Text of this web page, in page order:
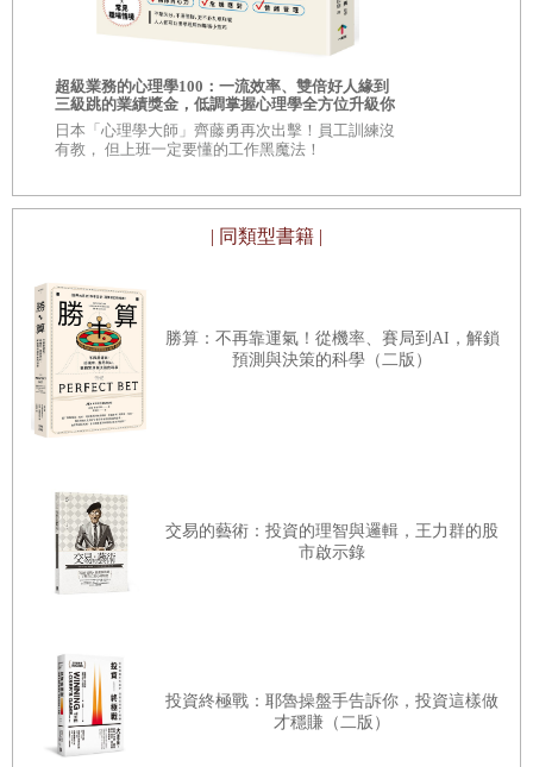
認為自己永遠是對的！
Part4開源節流基本功，幫錢包好好抓漏
記帳就等於逼自己省錢？
理財之道，不外乎開源節流
負債人生變成人生贏家
人人必備3個撲滿
提升「信用分數 」
窮人買進負債，富人創造收入
結語：人生沒有白走的路，每一步都算數
好股票要如何定義呢？答案就是「長期飯票」這4個字。拿
我自己來舉例好了，我以前是收入很穩定的公務員，也乖乖
的把薪水拿回去養家，我就是家庭的「長期飯票」。同樣
地，如果有一家公司的獲利很穩定，也穩定的配發股利，那
麼它不就是投資人的長期飯票嗎？
投資股票的目的在哪裡？我覺得是「財務自由」，讓你可以
不再為五斗米折腰，開開心心的完成自己的夢想，過好跟過
滿自己想要的人生。其實人的一生不一定需要很多錢，先不
要好高騖遠想像幾億的身家了，只要每個月增加幾萬的股利
收入，就可以改變你的人生了！
票，長期飯票的重點在於挑出好股票。
作者孫悟天老師花了6年時間，幫自己存上700張金融股，每
年可以領到70萬股利，恭喜他又多了一張長期飯票了！悟天
老師凝聚20年的投資經驗，深入淺出的發明了存股SOP倍數
最近股市中出現了「韭菜」這個名詞，韭菜為何會不斷的被
超級業務的心理學100：一流效率、雙倍好人緣到
三級跳的業績獎金，低調掌握心理學全方位升級你
的競爭力
日本「心理學大師」齊藤勇再次出擊！員工訓練沒
有教， 但上班一定要懂的工作黑魔法！
| 同類型書籍 |
勝算：不再靠運氣！從機率、賽局到AI，解鎖
預測與決策的科學（二版）
交易的藝術：投資的理智與邏輯，王力群的股
市啟示錄
投資終極戰：耶魯操盤手告訴你，投資這樣做
才穩賺（二版）